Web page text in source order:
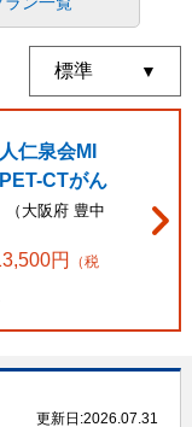
仁泉会MI
CTがん
（ 大阪府 豊中
円
（税
更新日:2026.07.31